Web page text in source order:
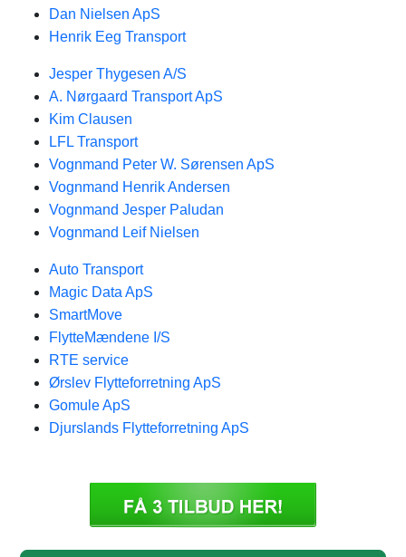
Dan Nielsen ApS
Henrik Eeg Transport
Jesper Thygesen A/S
A. Nørgaard Transport ApS
Kim Clausen
LFL Transport
Vognmand Peter W. Sørensen ApS
Vognmand Henrik Andersen
Vognmand Jesper Paludan
Vognmand Leif Nielsen
Auto Transport
Magic Data ApS
SmartMove
FlytteMændene I/S
RTE service
Ørslev Flytteforretning ApS
Gomule ApS
Djurslands Flytteforretning ApS